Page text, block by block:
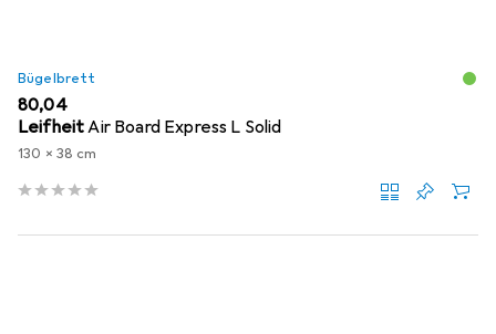
Bügelbrett
EUR
80,04
LeifheitAir Board Express L Solid
130 x 38 cm